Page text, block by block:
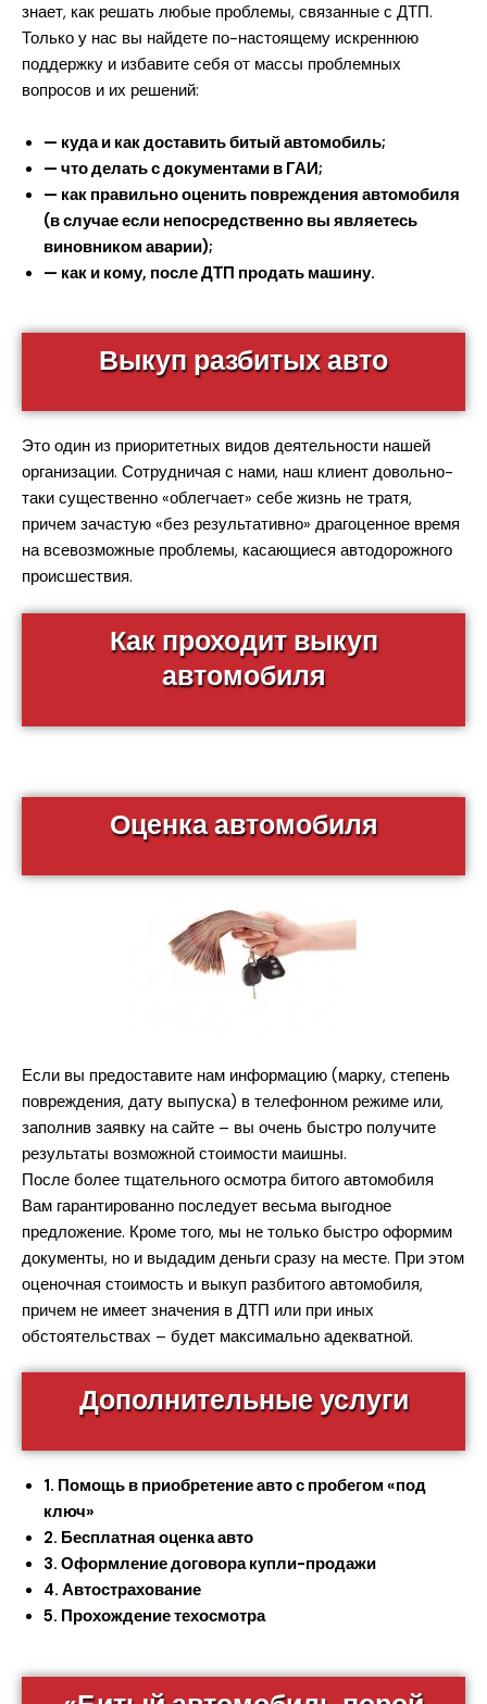
знает, как решать любые проблемы, связанные с ДТП.
Только у нас вы найдете по-настоящему искреннюю
поддержку и избавите себя от массы проблемных
вопросов и их решений:
— куда и как доставить битый автомобиль;
— что делать с документами в ГАИ;
— как правильно оценить повреждения автомобиля
(в случае если непосредственно вы являетесь
виновником аварии);
— как и кому, после ДТП продать машину.
Выкуп разбитых авто
Это один из приоритетных видов деятельности нашей
организации. Сотрудничая с нами, наш клиент довольно-
таки существенно «облегчает» себе жизнь не тратя,
причем зачастую «без результативно» драгоценное время
на всевозможные проблемы, касающиеся автодорожного
происшествия.
Как проходит выкуп
автомобиля
Оценка автомобиля
Если вы предоставите нам информацию (марку, степень
повреждения, дату выпуска) в телефонном режиме или,
заполнив заявку на сайте – вы очень быстро получите
результаты возможной стоимости маишны.
После более тщательного осмотра битого автомобиля
Вам гарантированно последует весьма выгодное
предложение. Кроме того, мы не только быстро оформим
документы, но и выдадим деньги сразу на месте. При этом
оценочная стоимость и выкуп разбитого автомобиля,
причем не имеет значения в ДТП или при иных
обстоятельствах – будет максимально адекватной.
Дополнительные услуги
1. Помощь в приобретение авто с пробегом «под
ключ»
2. Бесплатная оценка авто
3. Оформление договора купли-продажи
4. Автострахование
5. Прохождение техосмотра